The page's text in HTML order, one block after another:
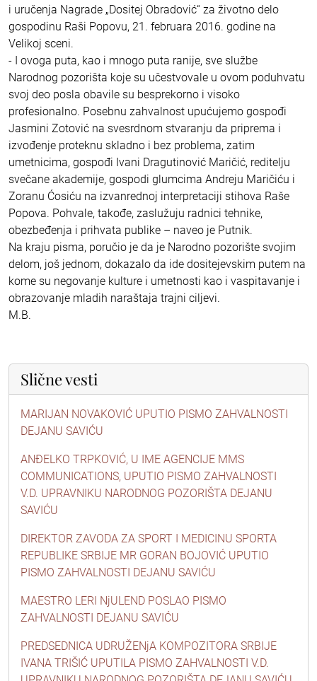
i uručenja Nagrade „Dositej Obradović“ za životno delo
gospodinu Raši Popovu, 21. februara 2016. godine na
Velikoj sceni.
- I ovoga puta, kao i mnogo puta ranije, sve službe
Narodnog pozorišta koje su učestvovale u ovom poduhvatu
svoj deo posla obavile su besprekorno i visoko
profesionalno. Posebnu zahvalnost upućujemo gospođi
Jasmini Zotović na svesrdnom stvaranju da priprema i
izvođenje proteknu skladno i bez problema, zatim
umetnicima, gospođi Ivani Dragutinović Maričić, reditelju
svečane akademije, gospodi glumcima Andreju Maričiću i
Zoranu Ćosiću na izvanrednoj interpretaciji stihova Raše
Popova. Pohvale, takođe, zaslužuju radnici tehnike,
obezbeđenja i prihvata publike – naveo je Putnik.
Na kraju pisma, poručio je da je Narodno pozorište svojim
delom, još jednom, dokazalo da ide dositejevskim putem na
kome su negovanje kulture i umetnosti kao i vaspitavanje i
obrazovanje mladih naraštaja trajni ciljevi.
M.B.
Slične vesti
MARIJAN NOVAKOVIĆ UPUTIO PISMO ZAHVALNOSTI
DEJANU SAVIĆU
ANĐELKO TRPKOVIĆ, U IME AGENCIJE MMS
COMMUNICATIONS, UPUTIO PISMO ZAHVALNOSTI
V.D. UPRAVNIKU NARODNOG POZORIŠTA DEJANU
SAVIĆU
DIREKTOR ZAVODA ZA SPORT I MEDICINU SPORTA
REPUBLIKE SRBIJE MR GORAN BOJOVIĆ UPUTIO
PISMO ZAHVALNOSTI DEJANU SAVIĆU
MAESTRO LERI NjULEND POSLAO PISMO
ZAHVALNOSTI DEJANU SAVIĆU
PREDSEDNICA UDRUŽENjA KOMPOZITORA SRBIJE
IVANA TRIŠIĆ UPUTILA PISMO ZAHVALNOSTI V.D.